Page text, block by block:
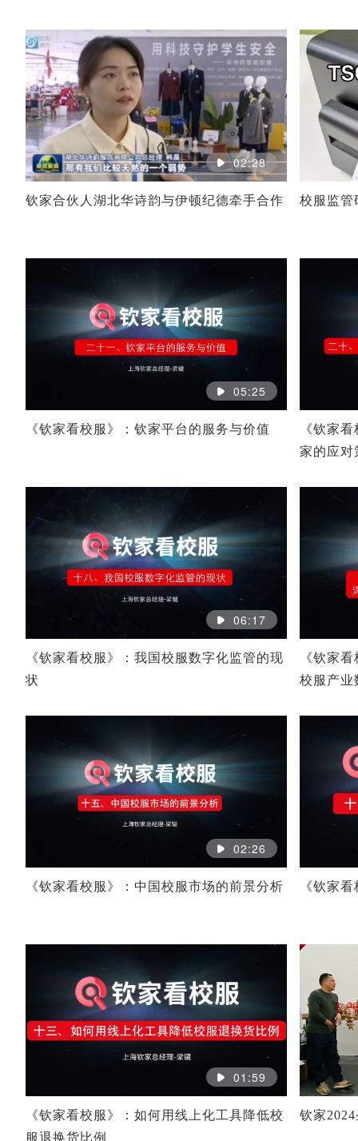
02:28
钦家合伙人湖北华诗韵与伊顿纪德牵手合作 校服监管
05:25
《钦家看校服》：钦家平台的服务与价值
《钦家
家的应对
06:17
《钦家看校服》：我国校服数字化监管的现
状
《钦家
校服产业
02:26
《钦家看校服》：中国校服市场的前景分析 《钦家
01:59
《钦家看校服》：如何用线上化工具降低校
服退换货比例
钦家